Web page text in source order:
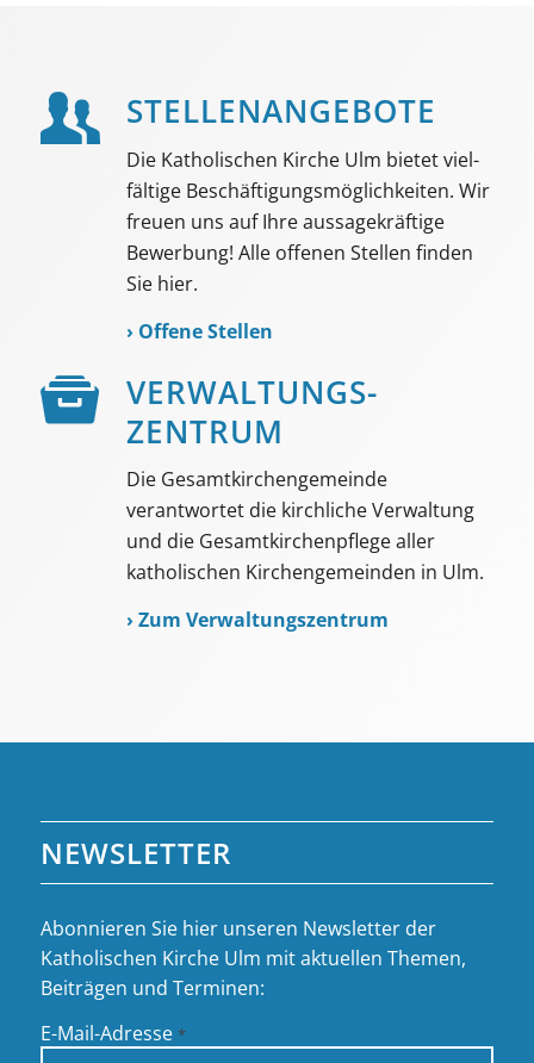
STELLEN­ANGEBOTE
Die Katholischen Kirche Ulm bietet viel­
fältige Beschäf­tigungs­möglich­keiten. Wir
freuen uns auf Ihre aussage­kräftige
Bewerbung! Alle offenen Stellen finden
Sie hier.
› Offene Stellen
VER­WALTUNGS­­
ZENTRUM
Die Gesamtkirchengemeinde
verantwortet die kirchliche Verwaltung
und die Gesamtkirchenpflege aller
katholischen Kirchengemeinden in Ulm.
› Zum Verwaltungszentrum
NEWSLETTER
Abonnieren Sie hier unseren Newsletter der
Katholischen Kirche Ulm mit aktuellen Themen,
Beiträgen und Terminen:
E-Mail-Adresse *